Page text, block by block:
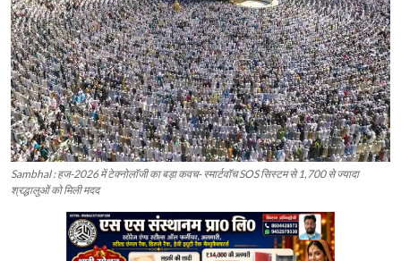
Sambhal : हज-2026 में टेक्नोलॉजी का बड़ा कवच- स्मार्टवॉच SOS सिस्टम से 1,700 से ज्यादा
श्रद्धालुओं को मिली मदद